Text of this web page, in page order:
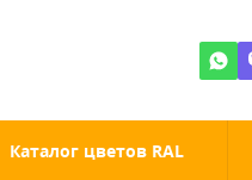
Каталог цветов RAL